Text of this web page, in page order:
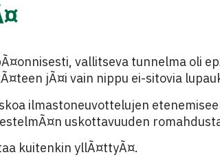
vallitseva tunnelma oli
jÃ¤i vain nippu ei-sitovia
ilmastoneuvottelujen
uskottavuuden
kuitenkin yllÃ¤ttyÃ¤.